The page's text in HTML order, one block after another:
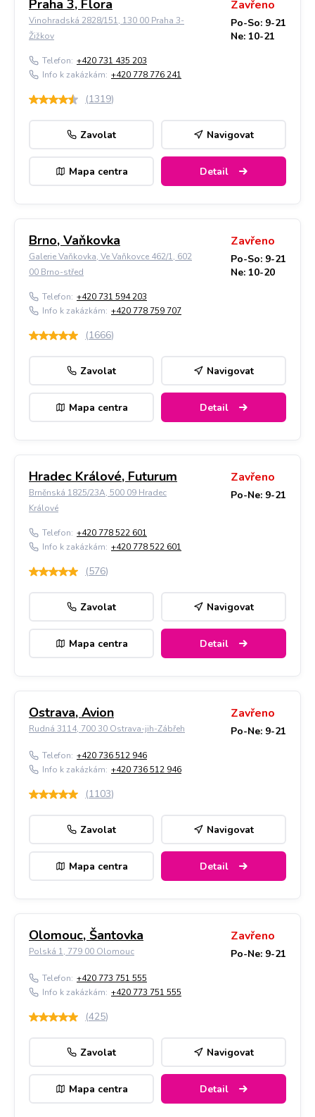
Praha 3, Flora
Vinohradská 2828/151, 130 00 Praha 3-
Žižkov
Zavřeno
Po-So: 9-21
Ne: 10-21
Telefon: +420 731 435 203
Info k zakázkám: +420 778 776 241
(1319)
Zavolat Navigovat
Mapa centra Detail
Brno, Vaňkovka
Galerie Vaňkovka, Ve Vaňkovce 462/1, 602
00 Brno-střed
Zavřeno
Po-So: 9-21
Ne: 10-20
Telefon: +420 731 594 203
Info k zakázkám: +420 778 759 707
(1666)
Zavolat Navigovat
Mapa centra Detail
Hradec Králové, Futurum
Brněnská 1825/23A, 500 09 Hradec
Králové
Zavřeno
Po-Ne: 9-21
Telefon: +420 778 522 601
Info k zakázkám: +420 778 522 601
(576)
Zavolat Navigovat
Mapa centra Detail
Ostrava, Avion
Rudná 3114, 700 30 Ostrava-jih-Zábřeh
Zavřeno
Po-Ne: 9-21
Telefon: +420 736 512 946
Info k zakázkám: +420 736 512 946
(1103)
Zavolat Navigovat
Mapa centra Detail
Olomouc, Šantovka
Polská 1, 779 00 Olomouc
Zavřeno
Po-Ne: 9-21
Telefon: +420 773 751 555
Info k zakázkám: +420 773 751 555
(425)
Zavolat Navigovat
Mapa centra Detail